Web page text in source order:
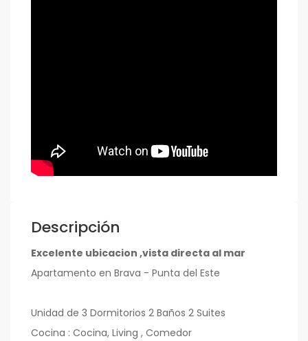
Descripción
Excelente ubicacion ,vista directa al mar
Apartamento en Brava - Punta del Este
Unidad de 3 Dormitorios 2 Baños 2 Suites
Cocina : Cocina, Living , Comedor